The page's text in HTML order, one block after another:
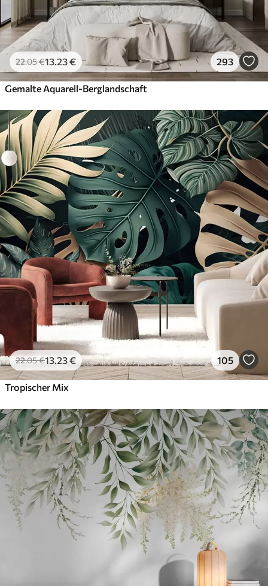
22.05€13 .23€ 293
Gemalte Aquarell-Berglandschaft
22.05€13 .23€ 105
Tropischer Mix